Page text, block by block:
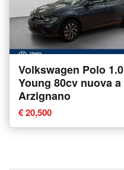
Volkswagen Polo 1.0
Young 80cv nuova a
Arzignano
€ 20,500